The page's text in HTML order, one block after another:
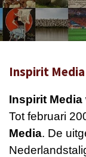
Inspirit Media
Inspirit Media
Tot februari
Media. De